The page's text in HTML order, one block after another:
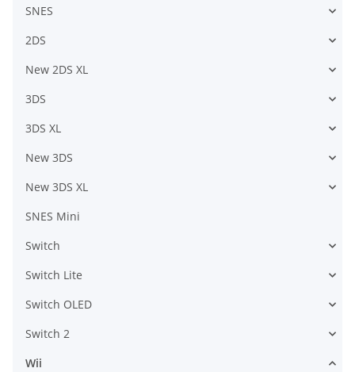
SNES
2DS
New 2DS XL
3DS
3DS XL
New 3DS
New 3DS XL
SNES Mini
Switch
Switch Lite
Switch OLED
Switch 2
Wii